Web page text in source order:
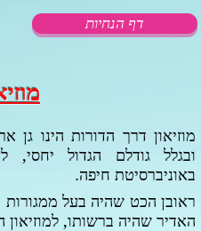
דף הנחיות
מוזיאון דרך הדורות הינו גן
ובגלל גודלם הגדול יחסי,
באוניברסיטת חיפה.
ראובן הכט שהיה בעל
האדיר שהיה ברשותו,